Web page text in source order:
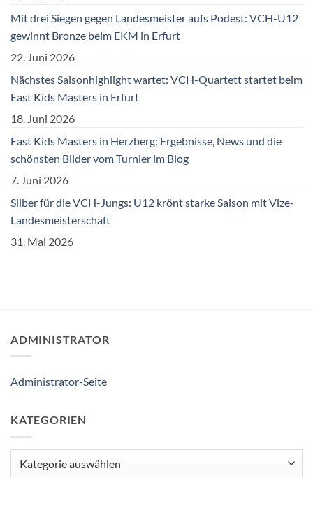
Mit drei Siegen gegen Landesmeister aufs Podest: VCH-U12
gewinnt Bronze beim EKM in Erfurt
22. Juni 2026
Nächstes Saisonhighlight wartet: VCH-Quartett startet beim
East Kids Masters in Erfurt
18. Juni 2026
East Kids Masters in Herzberg: Ergebnisse, News und die
schönsten Bilder vom Turnier im Blog
7. Juni 2026
Silber für die VCH-Jungs: U12 krönt starke Saison mit Vize-
Landesmeisterschaft
31. Mai 2026
ADMINISTRATOR
Administrator-Seite
KATEGORIEN